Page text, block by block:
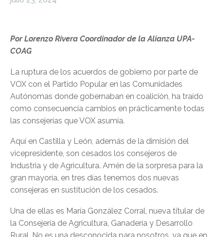
Por Lorenzo Rivera Coordinador de la Alianza UPA-
COAG
La ruptura de los acuerdos de gobierno por parte de
VOX con el Partido Popular en las Comunidades
Autónomas donde gobernaban en coalición, ha traído
como consecuencia cambios en prácticamente todas
las consejerías que VOX asumía.
Aquí en Castilla y León, además de la dimisión del
vicepresidente, son cesados los consejeros de
Industria y de Agricultura. Amén de la sorpresa para la
gran mayoría, en tres días tenemos dos nuevas
consejeras en sustitución de los cesados.
Una de ellas es María González Corral, nueva titular de
la Consejería de Agricultura, Ganadería y Desarrollo